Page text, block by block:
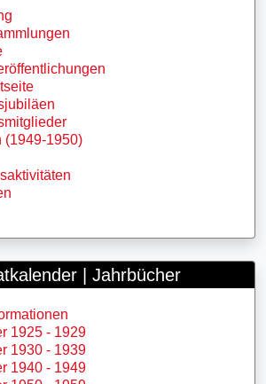
(1949-1950)
| Jahrbücher
1925 - 1929
1930 - 1939
1940 - 1949